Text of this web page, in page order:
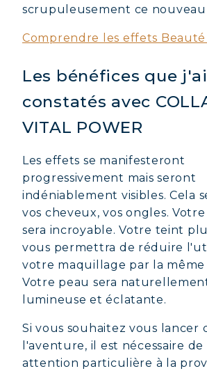
scrupuleusement ce nouveau
Comprendre les effets
Les bénéfices que j'ai
constatés avec
VITAL POWER
Les effets se manifesteront
progressivement mais seront
indéniablement visibles. Cela
vos cheveux, vos ongles.
sera incroyable. Votre teint
vous permettra de réduire
votre maquillage par la même
Votre peau sera
lumineuse et éclatante.
Si vous souhaitez vous lancer
l'aventure, il est nécessaire
attention particulière à la